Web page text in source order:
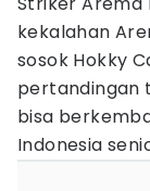
kekalahan
sosok Hokky
pertandingan
bisa
Indonesia